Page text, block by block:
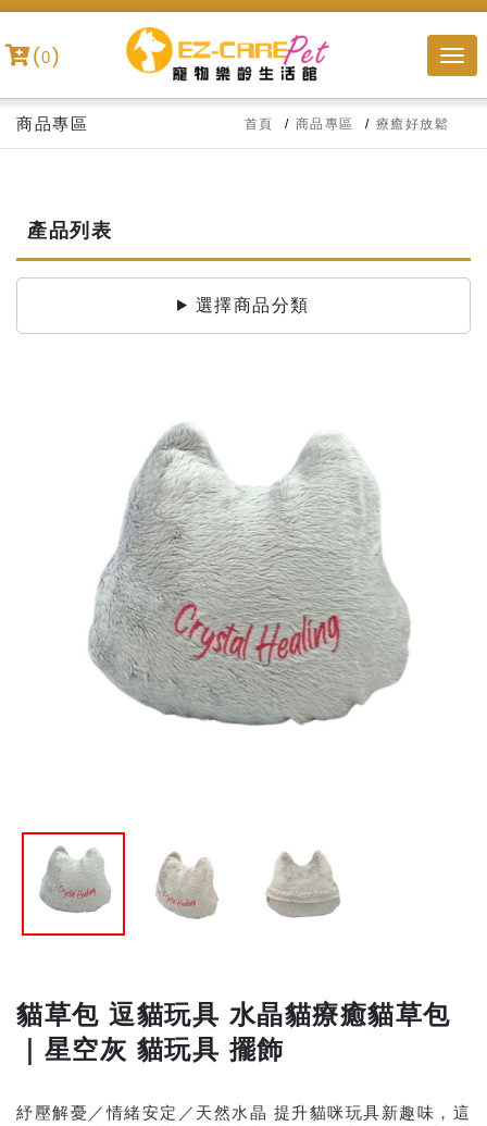
(0)
商品專區 首頁 商品專區 療癒好放鬆
產品列表
選擇商品分類
貓草包 逗貓玩具 水晶貓療癒貓草包
｜星空灰 貓玩具 擺飾
紓壓解憂／情緒安定／天然水晶 提升貓咪玩具新趣味，這